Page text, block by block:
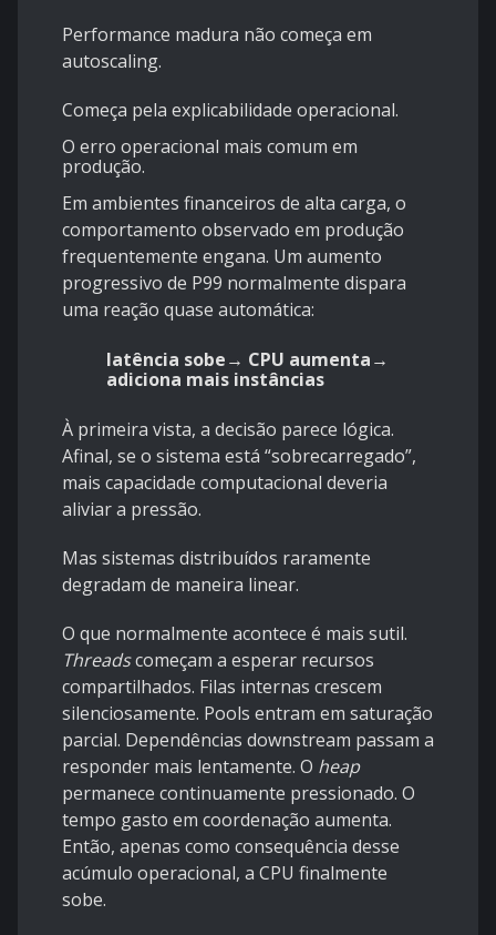
Performance madura não começa em
autoscaling.
Começa pela explicabilidade operacional.
O erro operacional mais comum em
produção.
Em ambientes financeiros de alta carga, o
comportamento observado em produção
frequentemente engana. Um aumento
progressivo de P99 normalmente dispara
uma reação quase automática:
latência sobe→ CPU aumenta→
adiciona mais instâncias
À primeira vista, a decisão parece lógica.
Afinal, se o sistema está “sobrecarregado”,
mais capacidade computacional deveria
aliviar a pressão.
Mas sistemas distribuídos raramente
degradam de maneira linear.
O que normalmente acontece é mais sutil.
Threadscomeçam a esperar recursos
compartilhados. Filas internas crescem
silenciosamente. Pools entram em saturação
parcial. Dependências downstream passam a
responder mais lentamente. O heap
permanece continuamente pressionado. O
tempo gasto em coordenação aumenta.
Então, apenas como consequência desse
acúmulo operacional, a CPU finalmente
sobe.